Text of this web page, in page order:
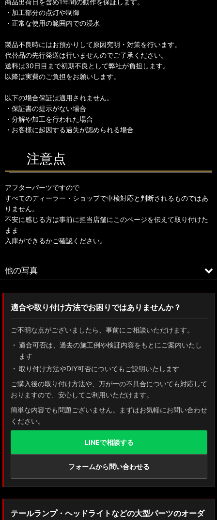
・加工部分の点灯や制御
・正常な使用の範囲内での浸水
製品不良時にはお預かりして原因究明・対策を行います。
代替品の先行発送は行いませんのでご了承ください。
送料は30日目まで初期不良として弊社が負担します。
以降は実費のご負担をお願いします。
以下の場合保証は適用されません。
・保証書の提示がない場合
・分解や加工を行われた場合
・お客様に起因する過失が認められる場合
注意点
アフターパーツですので
すべてのディーラー・ショップで車検対応と判断されるものではあ
りません。
不安に感じる方は事前に担当店舗にこのページを伝えて取り付けた
まま
入庫ができるかご確認ください。
他の写真
画像付き説明書で取り付けサポート
適合や取り付け方法でお困りではありませんか？
ご不明な点がございましたら、事前にご相談いただけます。
適合可否は、過去の施工例や検証内容をもとにご案内いたし
ます
取り付け方法やDIY可否についてもご説明いたします
ご購入後の取り付け方法や、万が一の不具合についても対応して
おりますので、安心してご利用いただけます。
簡単な内容でも問題ございません。まずはお気軽にお問い合わせ
ください。
LINEで相談する
フォームから問い合わせる
テールランプ・ヘッドライトなどの大型パーツのオーダ